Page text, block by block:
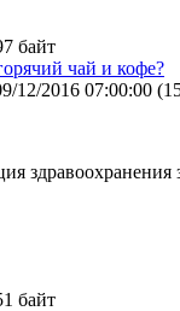
байт
чай и кофе?
12/2016 07:00:00 (
здравоохранения
байт